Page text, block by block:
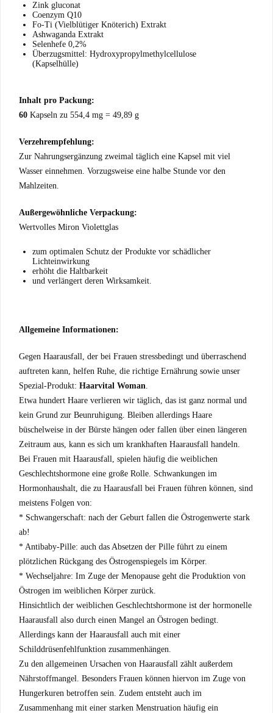
Zink gluconat
Coenzym Q10
Fo-Ti (Vielblütiger Knöterich) Extrakt
Ashwaganda Extrakt
Selenhefe 0,2%
Überzugsmittel: Hydroxypropylmethylcellulose
(Kapselhülle)
Inhalt pro Packung:
60 Kapseln zu 554,4 mg = 49,89 g
Verzehrempfehlung:
Zur Nahrungsergänzung zweimal täglich eine Kapsel mit viel
Wasser einnehmen. Vorzugsweise eine halbe Stunde vor den
Mahlzeiten.
Außergewöhnliche Verpackung:
Wertvolles Miron Violettglas
zum optimalen Schutz der Produkte vor schädlicher
Lichteinwirkung
erhöht die Haltbarkeit
und verlängert deren Wirksamkeit.
Allgemeine Informationen:
Gegen Haarausfall, der bei Frauen stressbedingt und überraschend
auftreten kann, helfen Ruhe, die richtige Ernährung sowie unser
Spezial-Produkt: Haarvital Woman.
Etwa hundert Haare verlieren wir täglich, das ist ganz normal und
kein Grund zur Beunruhigung. Bleiben allerdings Haare
büschelweise in der Bürste hängen oder fallen über einen längeren
Zeitraum aus, kann es sich um krankhaften Haarausfall handeln.
Bei Frauen mit Haarausfall, spielen häufig die weiblichen
Geschlechtshormone eine große Rolle. Schwankungen im
Hormonhaushalt, die zu Haarausfall bei Frauen führen können, sind
meistens Folgen von:
* Schwangerschaft: nach der Geburt fallen die Östrogenwerte stark
ab!
* Antibaby-Pille: auch das Absetzen der Pille führt zu einem
plötzlichen Rückgang des Östrogenspiegels im Körper.
* Wechseljahre: Im Zuge der Menopause geht die Produktion von
Östrogen im weiblichen Körper zurück.
Hinsichtlich der weiblichen Geschlechtshormone ist der hormonelle
Haarausfall also durch einen Mangel an Östrogen bedingt.
Allerdings kann der Haarausfall auch mit einer
Schilddrüsenfehlfunktion zusammenhängen.
Zu den allgemeinen Ursachen von Haarausfall zählt außerdem
Nährstoffmangel. Besonders Frauen können hiervon im Zuge von
Hungerkuren betroffen sein. Zudem entsteht auch im
Zusammenhang mit einer starken Menstruation häufig ein